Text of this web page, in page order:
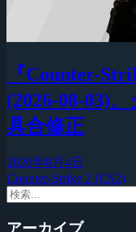
『Counter-
(2026-08-03)
具合修正
2026年8月4日
Counter-Strike 2 (CS2)
アーカイブ